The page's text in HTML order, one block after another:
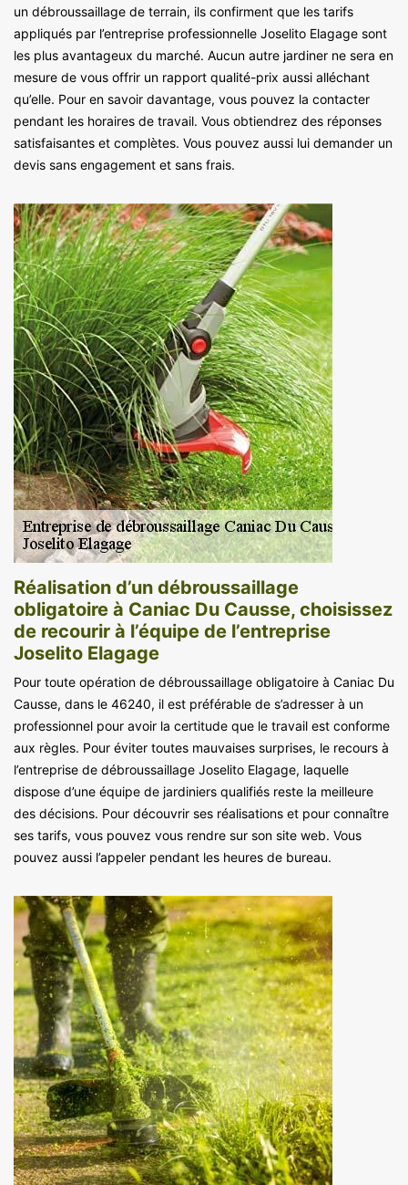
un débroussaillage de terrain, ils confirment que les tarifs
appliqués par l’entreprise professionnelle Joselito Elagage sont
les plus avantageux du marché. Aucun autre jardiner ne sera en
mesure de vous offrir un rapport qualité-prix aussi alléchant
qu’elle. Pour en savoir davantage, vous pouvez la contacter
pendant les horaires de travail. Vous obtiendrez des réponses
satisfaisantes et complètes. Vous pouvez aussi lui demander un
devis sans engagement et sans frais.
Réalisation d’un débroussaillage
obligatoire à Caniac Du Causse, choisissez
de recourir à l’équipe de l’entreprise
Joselito Elagage
Pour toute opération de débroussaillage obligatoire à Caniac Du
Causse, dans le 46240, il est préférable de s’adresser à un
professionnel pour avoir la certitude que le travail est conforme
aux règles. Pour éviter toutes mauvaises surprises, le recours à
l’entreprise de débroussaillage Joselito Elagage, laquelle
dispose d’une équipe de jardiniers qualifiés reste la meilleure
des décisions. Pour découvrir ses réalisations et pour connaître
ses tarifs, vous pouvez vous rendre sur son site web. Vous
pouvez aussi l’appeler pendant les heures de bureau.